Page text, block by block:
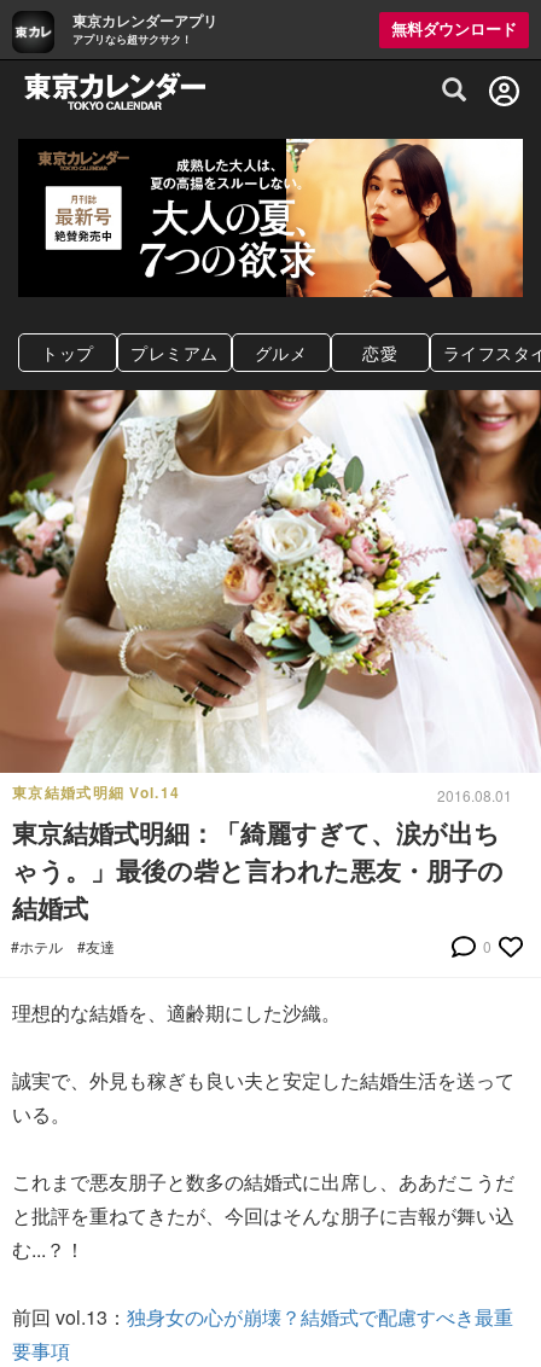
東京カレンダーアプリ
アプリなら超サクサク！
無料ダウンロード
グルメ情報・プレミアムレストラン予約
トップ プレミアム グルメ 恋愛 ライフスタ
東京結婚式明細 Vol.14 2016.08.01
東京結婚式明細：「綺麗すぎて、涙が出ち
ゃう。」最後の砦と言われた悪友・朋子の
結婚式
#ホテル #友達 0
理想的な結婚を、適齢期にした沙織。
誠実で、外見も稼ぎも良い夫と安定した結婚生活を送って
いる。
これまで悪友朋子と数多の結婚式に出席し、ああだこうだ
と批評を重ねてきたが、今回はそんな朋子に吉報が舞い込
む...？！
前回 vol.13： 独身女の心が崩壊？結婚式で配慮すべき最重
要事項